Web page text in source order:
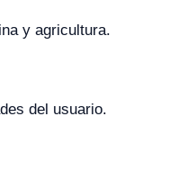
y agricultura.
del usuario.